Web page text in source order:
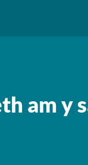
am y